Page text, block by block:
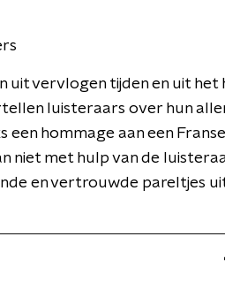
vervlogen tijden en uit het
luisteraars over hun
een hommage aan een
niet met hulp van de
en vertrouwde pareltjes